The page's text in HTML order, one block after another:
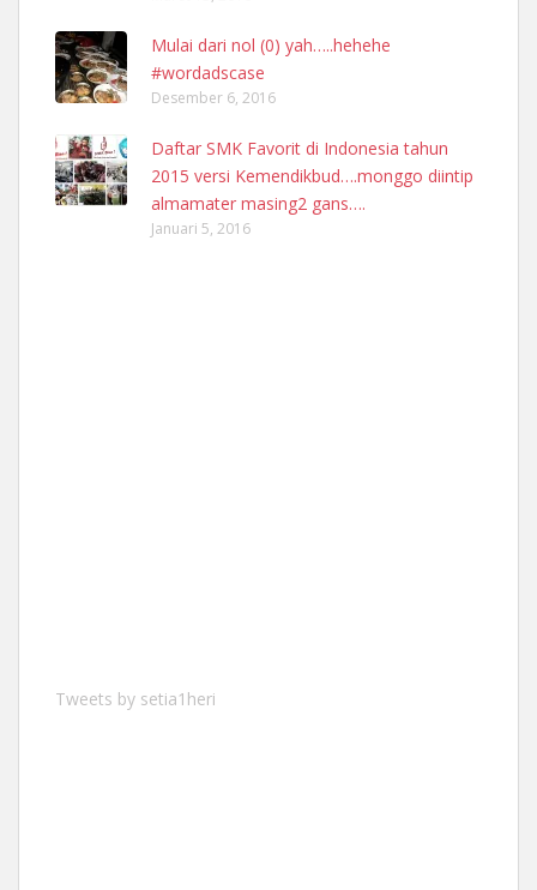
Mulai dari nol (0) yah…..hehehe
#wordadscase
Desember 6, 2016
Daftar SMK Favorit di Indonesia tahun
2015 versi Kemendikbud….monggo diintip
almamater masing2 gans….
Januari 5, 2016
Tweets by setia1heri